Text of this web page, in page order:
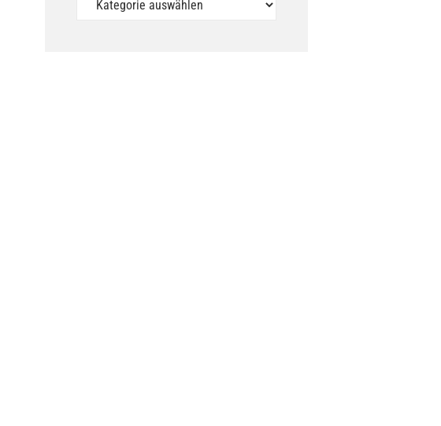
Podcasts